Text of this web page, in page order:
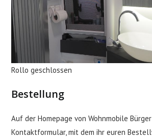
Rollo geschlossen
Bestellung
Auf der Homepage von Wohnmobile
Kontaktformular, mit dem ihr euren